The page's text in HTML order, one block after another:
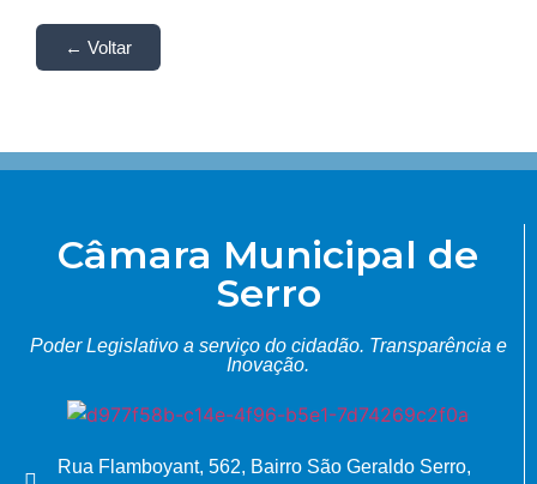
← Voltar
Câmara Municipal de
Serro
Poder Legislativo a serviço do cidadão. Transparência e
Inovação.
Rua Flamboyant, 562, Bairro São Geraldo Serro,